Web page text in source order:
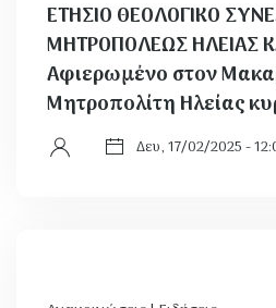
ΕΤΗΣΙΟ ΘΕΟΛΟΓΙΚΟ
ΜΗΤΡΟΠΟΛΕΩΣ ΗΛΕΙΑΣ
Αφιερωμένο στον
Μητροπολίτη Ηλείας
Δευ, 17/02/2025 -